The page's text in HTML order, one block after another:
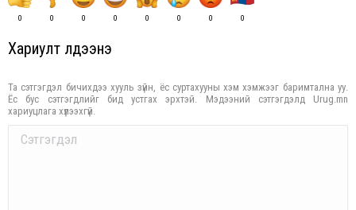
0 0 0 0 0 0 0 0
Хариулт үлдээнэ үү
Та сэтгэгдэл бичихдээ хууль зүйн, ёс суртахууны хэм хэмжээг баримтална уу.
Ёс бус сэтгэгдлийг бид устгах эрхтэй. Мэдээний сэтгэгдэлд Urug.mn
хариуцлага хүлээхгүй.
Comment